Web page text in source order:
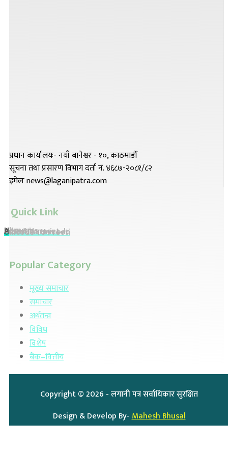
प्रधान कार्यालयः- नयाँ बानेश्वर - १०, काठमाडौँ
सूचना तथा प्रसारण विभाग दर्ता नं. ४६८७-२०८१/८२
इमेलः news@laganipatra.com
Quick Link
Home
About Us
Advertisement
Preeti To Unicode
Unicode To Preeti
Popular Category
मूख्य समाचार
समाचार
अर्थतन्त्र
विविध
विशेष
बैंक–वित्तीय
Copyright ©2026 - लगानी पत्र सर्वाधिकार सुरक्षित
Design & Develop By-Mahesh Bhusal